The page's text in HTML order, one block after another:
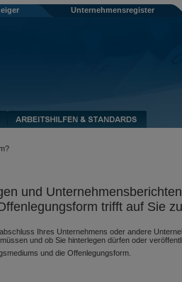
Unternehmensregister
und
trifft auf Sie
Ihres Unternehmens oder andere
und ob Sie hinterlegen dürfen oder
und die Offenlegungsform.